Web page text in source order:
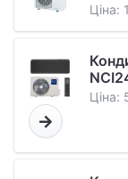
Ціна:
Ціна: